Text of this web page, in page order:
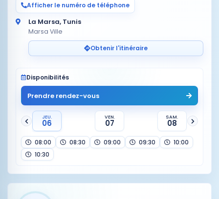
Afficher le numéro de téléphone
La Marsa, Tunis
Marsa Ville
Obtenir l'itinéraire
Disponibilités
Prendre rendez-vous
JEU.
06
VEN.
07
SAM.
08
08:00 08:30 09:00 09:30
10:00
10:30